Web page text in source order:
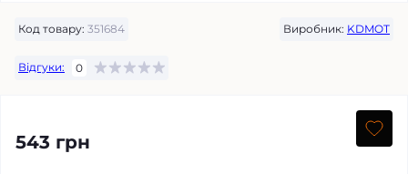
Код товару: 351684 Виробник: KDMOT
Відгуки: 0
543 грн